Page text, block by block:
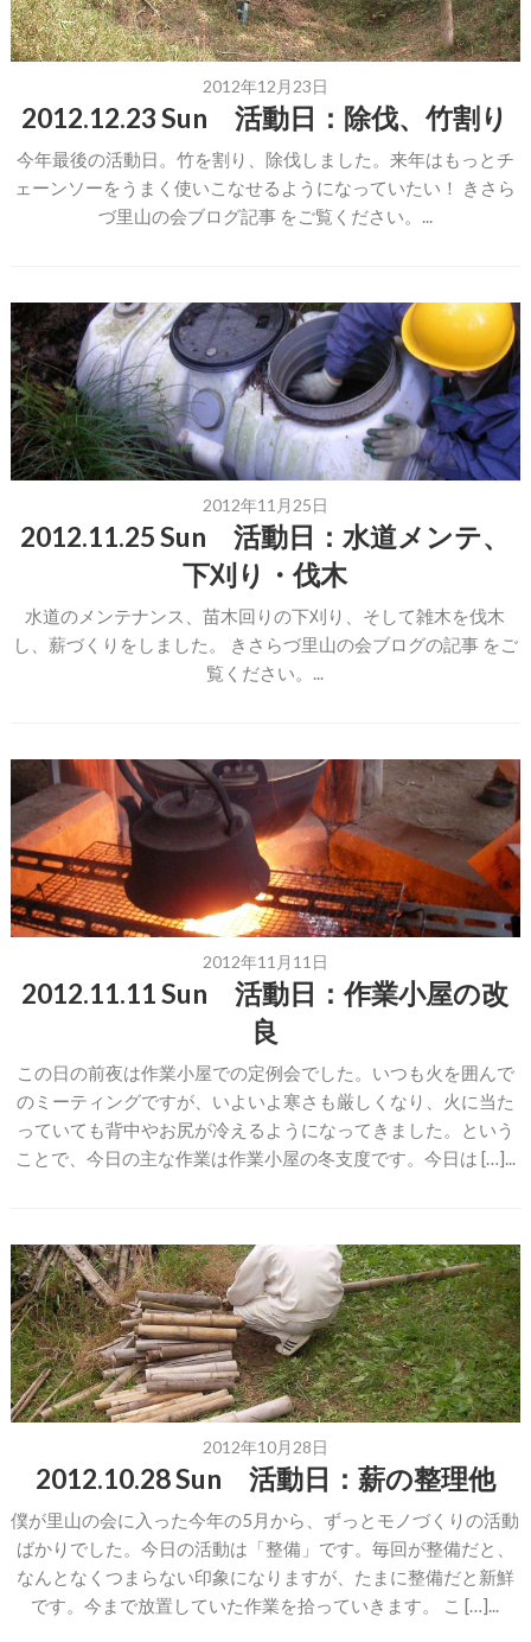
2012年12月23日
2012.12.23 Sun 活動日：除伐、竹割り
今年最後の活動日。竹を割り、除伐しました。来年はもっとチ
ェーンソーをうまく使いこなせるようになっていたい！ きさら
づ里山の会ブログ記事 をご覧ください。...
2012年11月25日
2012.11.25 Sun 活動日：水道メンテ、
下刈り・伐木
水道のメンテナンス、苗木回りの下刈り、そして雑木を伐木
し、薪づくりをしました。 きさらづ里山の会ブログの記事 をご
覧ください。...
2012年11月11日
2012.11.11 Sun 活動日：作業小屋の改
良
この日の前夜は作業小屋での定例会でした。いつも火を囲んで
のミーティングですが、いよいよ寒さも厳しくなり、火に当た
っていても背中やお尻が冷えるようになってきました。という
ことで、今日の主な作業は作業小屋の冬支度です。今日は […]...
2012年10月28日
2012.10.28 Sun 活動日：薪の整理他
僕が里山の会に入った今年の5月から、ずっとモノづくりの活動
ばかりでした。今日の活動は「整備」です。毎回が整備だと、
なんとなくつまらない印象になりますが、たまに整備だと新鮮
です。今まで放置していた作業を拾っていきます。 こ […]...